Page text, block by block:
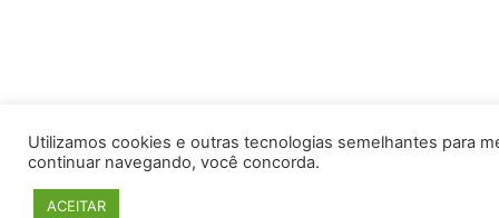
Utilizamos cookies e outras tecnologias semelhantes para
continuar navegando, você concorda.
ACEITAR